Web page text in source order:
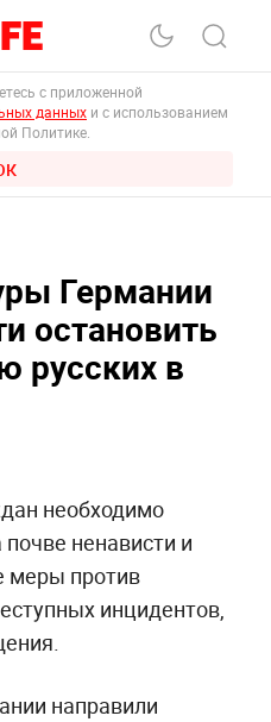
с приложенной
данных и с использованием
Политике.
Германии
остановить
русских в
необходимо
ненависти и
меры против
инцидентов,
направили